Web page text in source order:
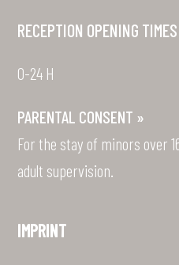
RECEPTION OPENING TIMES
0-24 H
PARENTAL CONSENT »
For the stay of minors over
adult supervision.
IMPRINT